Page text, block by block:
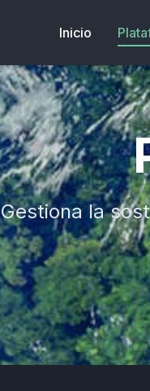
Inicio
Gestiona la